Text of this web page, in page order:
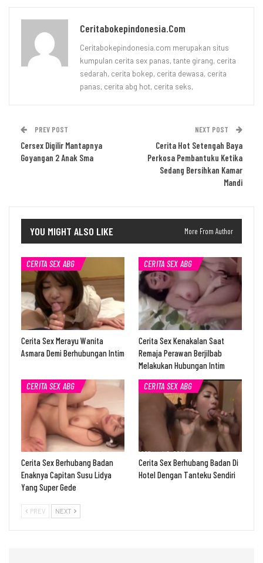
Ceritabokepindonesia.com
Ceritabokepindonesia.com merupakan situs
kumpulan cerita sex panas, tante girang, cerita
sedarah, cerita bokep, cerita dewasa, cerita
panas, cerita abg hot, cerita seks,
PREV POST
Cersex Digilir Mantapnya
Goyangan 2 Anak Sma
NEXT POST
Cerita Hot Setengah Baya
Perkosa Pembantuku Ketika
Sedang Bersihkan Kamar
Mandi
YOU MIGHT ALSO LIKE More From Author
CERITA SEX ABG
Cerita Sex Merayu Wanita
Asmara Demi Berhubungan Intim
CERITA SEX ABG
Cerita Sex Kenakalan Saat
Remaja Perawan Berjilbab
Melakukan Hubungan Intim
CERITA SEX ABG
Cerita Sex Berhubang Badan
Enaknya Capitan Susu Lidya
Yang Super Gede
CERITA SEX ABG
Cerita Sex Berhubang Badan Di
Hotel Dengan Tanteku Sendiri
PREV NEXT